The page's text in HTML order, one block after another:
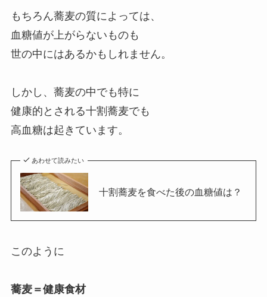
もちろん蕎麦の質によっては、
血糖値が上がらないものも
世の中にはあるかもしれません。
しかし、蕎麦の中でも特に
健康的とされる十割蕎麦でも
高血糖は起きています。
あわせて読みたい
十割蕎麦を食べた後の血糖値は？
このように
蕎麦＝健康食材